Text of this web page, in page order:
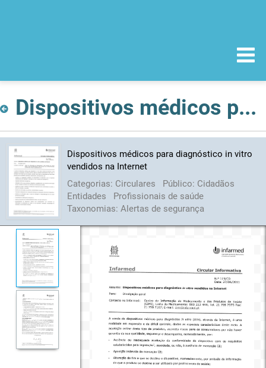
Dispositivos médicos para diagnóstico in vitro vendidos na Internet
Dispositivos médicos para diagnóstico in vitro
vendidos na Internet
Categorias: Circulares Público: Cidadãos
Entidades
Profissionais de saúde
Taxonomias: Alertas de segurança